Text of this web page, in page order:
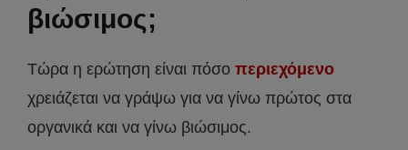
βιώσιμος;
Τώρα η ερώτηση είναι πόσο περιεχόμενο
χρειάζεται να γράψω για να γίνω πρώτος στα
οργανικά και να γίνω βιώσιμος.